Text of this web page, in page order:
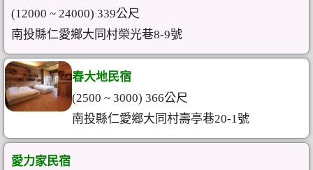
(12000 ~ 24000) 339公尺
南投縣仁愛鄉大同村榮光巷8-9號
春大地民宿
(2500 ~ 3000) 366公尺
南投縣仁愛鄉大同村壽亭巷20-1號
愛力家民宿